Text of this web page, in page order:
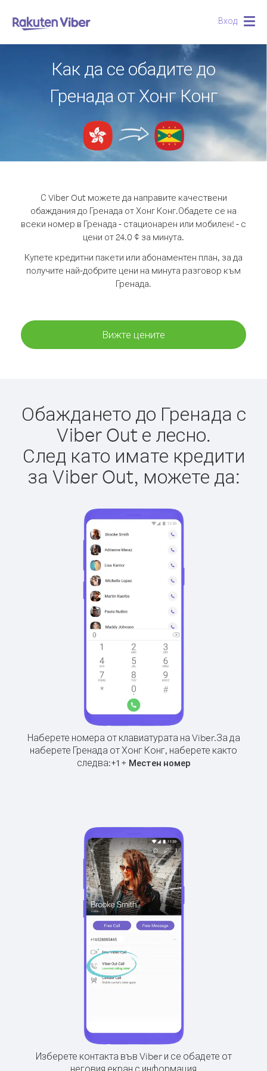
Вход
Как да се обадите до
Гренада от Хонг Конг
С Viber Out можете да направите качествени
обаждания до Гренада от Хонг Конг.Обадете се на
всеки номер в Гренада - стационарен или мобилен! - с
цени от 24.0 ¢ за минута.
Купете кредитни пакети или абонаментен план, за да
получите най-добрите цени на минута разговор към
Гренада.
Вижте цените
Обаждането до Гренада с
Viber Out е лесно.
След като имате кредити
за Viber Out, можете да:
Наберете номера от клавиатурата на Viber.За да
наберете Гренада от Хонг Конг, наберете както
следва:+1+ Местен номер
Изберете контакта във Viber и се обадете от
неговия екран с информация